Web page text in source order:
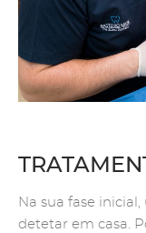
Na sua fase
detetar em casa.